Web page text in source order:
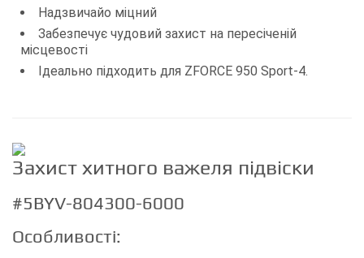
Надзвичайо міцний
Забезпечує чудовий захист на пересіченій
місцевості
Ідеально підходить для ZFORCE 950 Sport-4.
Захист хитного важеля підвіски
#5BYV-804300-6000
Особливості: